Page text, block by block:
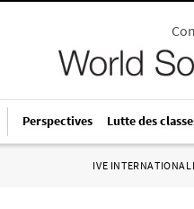
Perspectives Lutte des
IVE